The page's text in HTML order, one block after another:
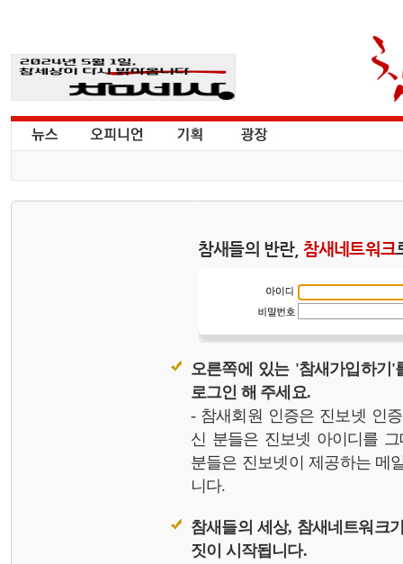
참새들의 반란, 참새네트워크
오른쪽에 있는 '참새가입하기
로그인 해 주세요.
- 참새회원 인증은 진보넷 인
신 분들은 진보넷 아이디를
분들은 진보넷이 제공하는 메
니다.
참새들의 세상, 참새네트워크
짓이 시작됩니다.